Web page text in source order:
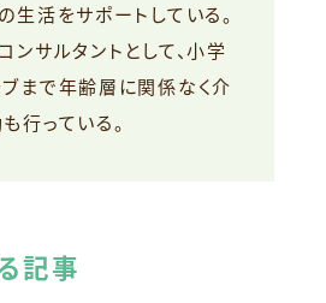
生活をサポートしている。
ンサルタントとして、小学
まで年齢層に関係なく介
行っている。
記事